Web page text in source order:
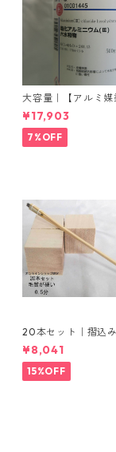
大容量｜【アルミ
00g−5本入り｜塩化
ウム
¥17,903
7%OFF
20本セット｜摺込
毛（毛質が硬い）
¥8,041
15%OFF